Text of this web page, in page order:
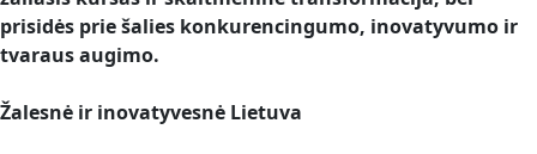
prisidės prie šalies konkurencingumo, inovatyvumo ir
tvaraus augimo.
Žalesnė ir inovatyvesnė Lietuva